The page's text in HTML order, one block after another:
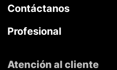
Contáctanos
Profesional
Atención al cliente